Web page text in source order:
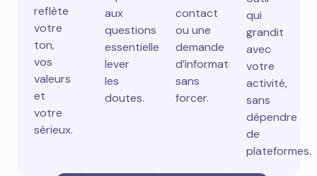
reflète
votre
ton,
vos
valeurs
et
votre
sérieux.
aux
questions
essentielles,
lever
les
doutes.
contact
ou une
demande
d’information
sans
forcer.
qui
grandit
avec
votre
activité,
sans
dépendre
de
plateformes.